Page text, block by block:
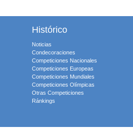
Histórico
Noticias
Condecoraciones
Competiciones Nacionales
Competiciones Europeas
Competiciones Mundiales
Competiciones Olímpicas
Otras Competiciones
Ránkings